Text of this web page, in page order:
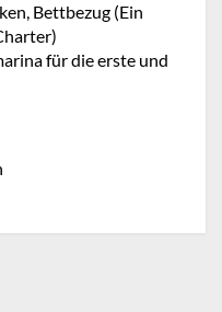
Bettbezug (Ein
für die erste und